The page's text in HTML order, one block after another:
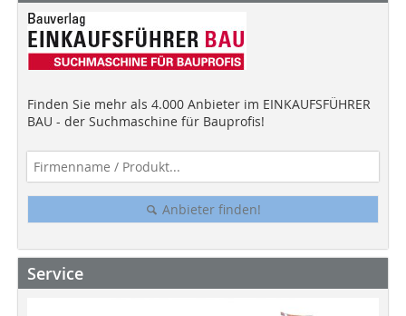
Finden Sie mehr als 4.000 Anbieter im EINKAUFSFÜHRER
BAU - der Suchmaschine für Bauprofis!
Anbieter finden!
Service